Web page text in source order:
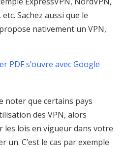
Sachez aussi que le
nativement un VPN,
PDF s’ouvre avec Google
noter que certains pays
des VPN, alors
les lois en vigueur dans votre
un. C’est le cas par exemple